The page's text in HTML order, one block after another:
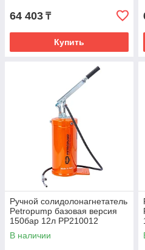
64 403 ₸
Купить
Ручной солидолонагнетатель
Petropump базовая версия
150бар 12л PP210012
В наличии